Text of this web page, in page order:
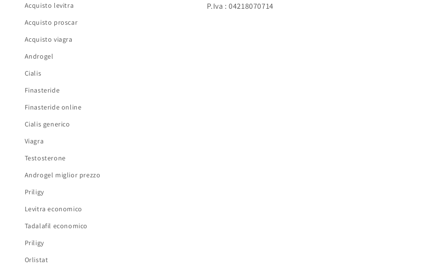
Acquisto levitra
Acquisto proscar
Acquisto viagra
Androgel
Cialis
Finasteride
Finasteride online
Cialis generico
Viagra
Testosterone
Androgel miglior prezzo
Priligy
Levitra economico
Tadalafil economico
Priligy
Orlistat
P.Iva : 04218070714